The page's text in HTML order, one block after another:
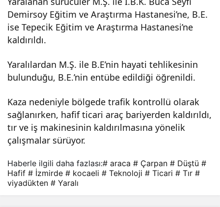
Demirsoy Eğitim ve Araştırma Hastanesi’ne, B.E.
ise Tepecik Eğitim ve Araştırma Hastanesi’ne
kaldırıldı.
Yaralılardan M.Ş. ile B.E’nin hayati tehlikesinin
bulunduğu, B.E.’nin entübe edildiği öğrenildi.
Kaza nedeniyle bölgede trafik kontrollü olarak
sağlanırken, hafif ticari araç bariyerden kaldırıldı,
tır ve iş makinesinin kaldırılmasına yönelik
çalışmalar sürüyor.
düş
tü:
yara
lı
Haberle ilgili daha fazlası:# araca # Çarpan # Düştü #
Hafif # İzmirde # kocaeli # Teknoloji # Ticari # Tır #
viyadükten # Yaralı